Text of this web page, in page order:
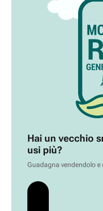
Hai un vecchio
usi più?
Guadagna vendendolo